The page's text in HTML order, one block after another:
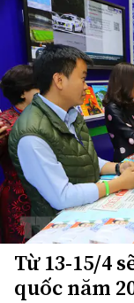
Từ 13-15/4
quốc năm